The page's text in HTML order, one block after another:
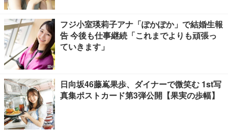
フジ小室瑛莉子アナ「ぽかぽか」で結婚生報
告 今後も仕事継続「これまでよりも頑張っ
ていきます」
日向坂46藤嶌果歩、ダイナーで微笑む 1st写
真集ポストカード第3弾公開【果実の歩幅】